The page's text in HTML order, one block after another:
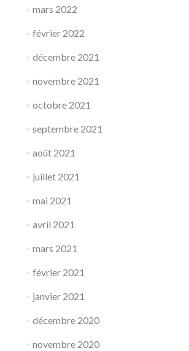
mars 2022
février 2022
décembre 2021
novembre 2021
octobre 2021
septembre 2021
août 2021
juillet 2021
mai 2021
avril 2021
mars 2021
février 2021
janvier 2021
décembre 2020
novembre 2020